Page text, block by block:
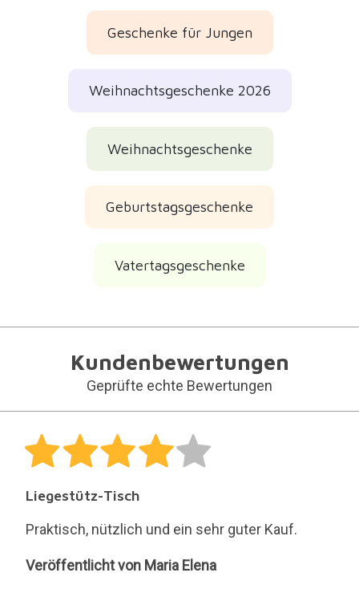
Geschenke für Jungen
Weihnachtsgeschenke 2026
Weihnachtsgeschenke
Geburtstagsgeschenke
Vatertagsgeschenke
Kundenbewertungen
Geprüfte echte Bewertungen
Liegestütz-Tisch
Praktisch, nützlich und ein sehr guter Kauf.
Maria
Veröffentlicht von Maria Elena